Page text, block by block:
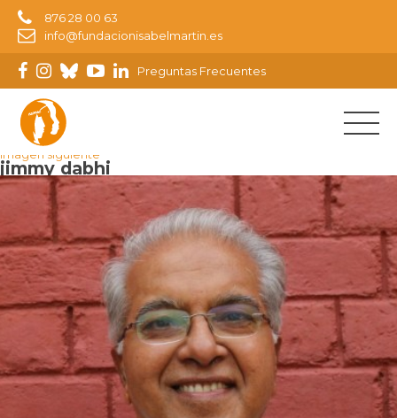
876 28 00 63
info@fundacionisabelmartin.es
Preguntas Frecuentes
Imagen anterior
Imagen siguiente
jimmy dabhi